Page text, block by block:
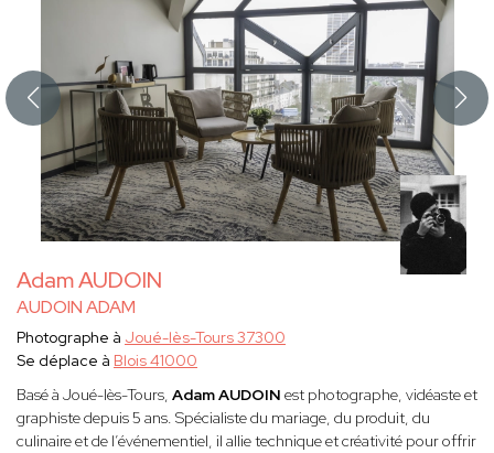
Adam AUDOIN
AUDOIN ADAM
Photographe à Joué-lès-Tours 37300
Se déplace à Blois 41000
Basé à Joué-lès-Tours, Adam AUDOIN est photographe, vidéaste et
graphiste depuis 5 ans. Spécialiste du mariage, du produit, du
culinaire et de l’événementiel, il allie technique et créativité pour offrir